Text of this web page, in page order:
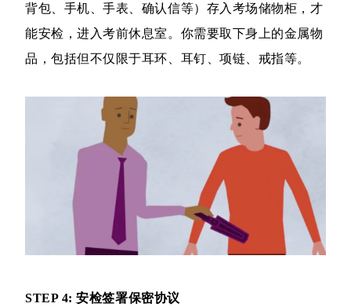
背包、手机、手表、确认信等）存入考场储物柜，才
能安检，进入考前休息室。你需要取下身上的金属物
品，包括但不仅限于耳环、耳钉、项链、戒指等。
STEP 4: 安检签署保密协议